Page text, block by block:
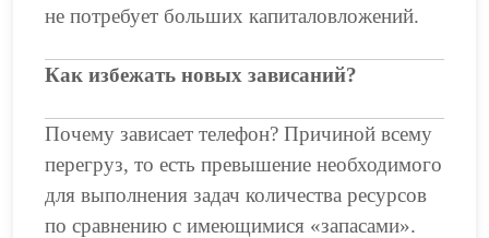
не потребует больших капиталовложений.
Как избежать новых зависаний?
Почему зависает телефон? Причиной всему
перегруз, то есть превышение необходимого
для выполнения задач количества ресурсов
по сравнению с имеющимися «запасами».